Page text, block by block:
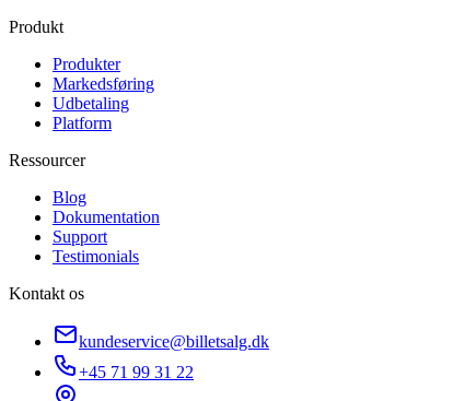
Produkt
Produkter
Markedsføring
Udbetaling
Platform
Ressourcer
Blog
Dokumentation
Support
Testimonials
Kontakt os
kundeservice@billetsalg.dk
+45 71 99 31 22